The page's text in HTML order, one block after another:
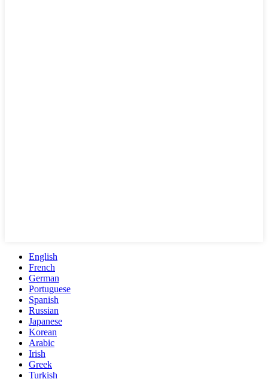
English
French
German
Portuguese
Spanish
Russian
Japanese
Korean
Arabic
Irish
Greek
Turkish